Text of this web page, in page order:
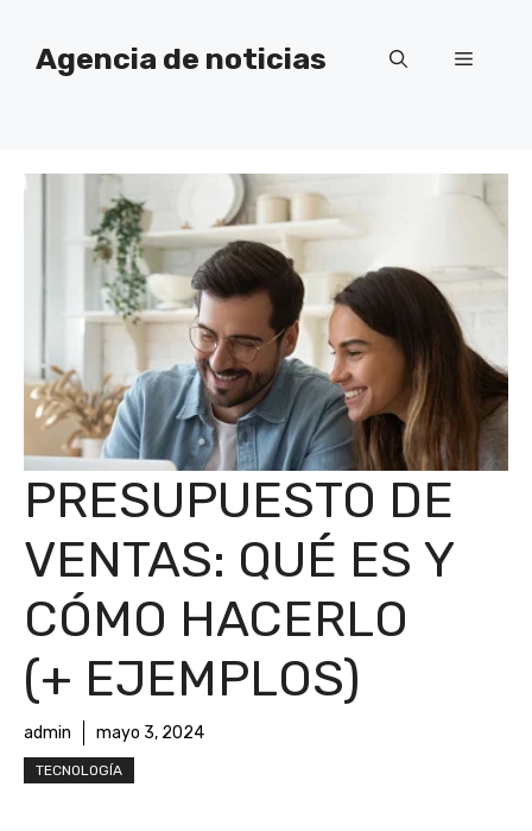
contenido
Agencia de noticias Menú
PRESUPUESTO DE
VENTAS: QUÉ ES Y
CÓMO HACERLO
(+ EJEMPLOS)
admin mayo 3, 2024
TECNOLOGÍA